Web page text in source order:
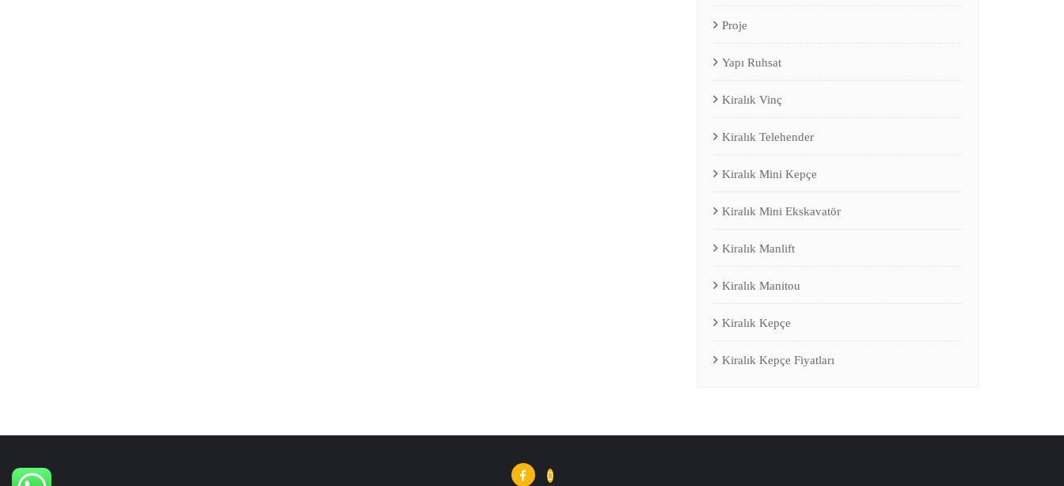
Proje
Yapı Ruhsat
Kiralık Vinç
Kiralık Telehender
Kiralık Mini Kepçe
Kiralık Mini Ekskavatör
Kiralık Manlift
Kiralık Manitou
Kiralık Kepçe
Kiralık Kepçe Fiyatları